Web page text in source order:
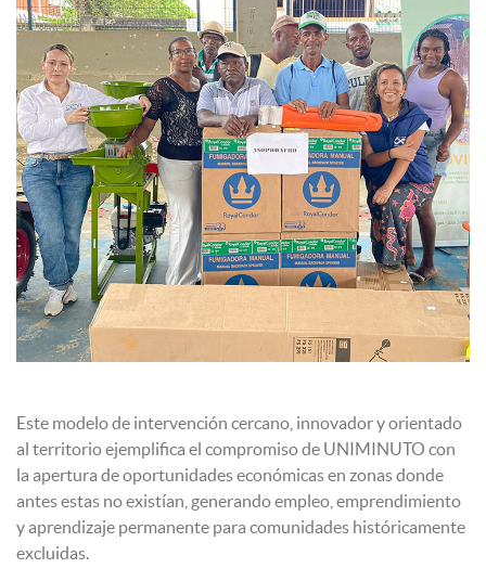
Este modelo de intervención cercano, innovador y orientado
al territorio ejemplifica el compromiso de UNIMINUTO con
la apertura de oportunidades económicas en zonas donde
antes estas no existían, generando empleo, emprendimiento
y aprendizaje permanente para comunidades históricamente
excluidas.